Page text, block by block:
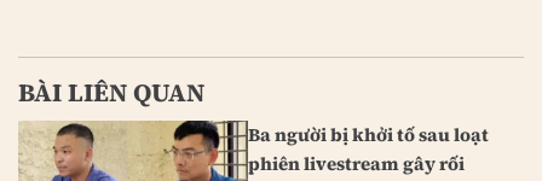
BÀI LIÊN QUAN
Ba người bị khởi tố sau loạt
phiên livestream gây rối